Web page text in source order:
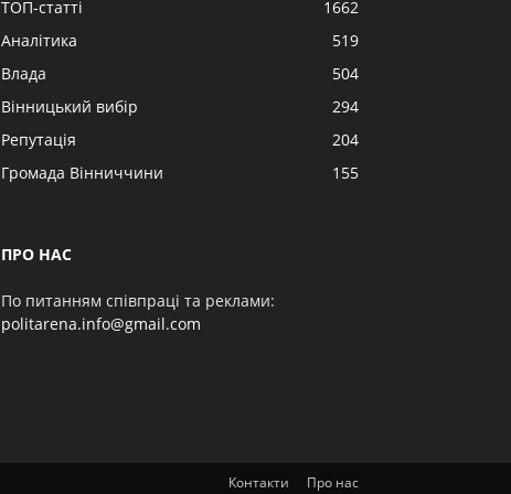
ТОП-статті
1662
Аналітика
519
Влада
504
Вінницький вибір
294
Репутація
204
Громада Вінниччини
155
ПРО НАС
По питанням співпраці та реклами:
politarena.info@gmail.com
Контакти Про нас